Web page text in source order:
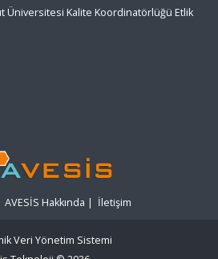
Üniversitesi Kalite Koordinatörlüğü Etlik
AVESİS Hakkında | İletişim
Veri Yönetim Sistemi